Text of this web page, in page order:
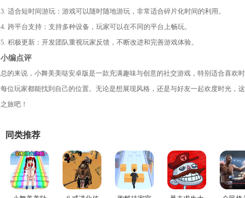
3. 适合短时间游玩：游戏可以随时随地游玩，非常适合碎片化时间的利用。
4. 跨平台支持：支持多种设备，玩家可以在不同的平台上畅玩。
5. 积极更新：开发团队重视玩家反馈，不断改进和完善游戏体验。
小编点评
总的来说，小舞美美哒安卓版是一款充满趣味与创意的社交游戏，特别适合喜欢
每位玩家都能找到自己的位置。无论是想展现风格，还是与好友一起欢度时光，
之旅吧！
同类推荐